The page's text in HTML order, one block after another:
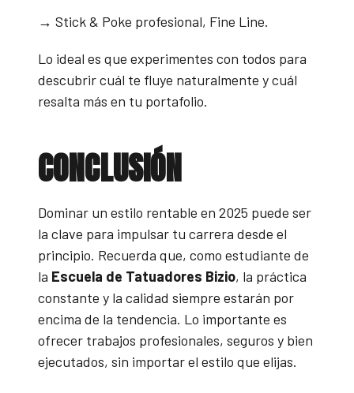
→ Stick & Poke profesional, Fine Line.
Lo ideal es que experimentes con todos para
descubrir cuál te fluye naturalmente y cuál
resalta más en tu portafolio.
CONCLUSIÓN
Dominar un estilo rentable en 2025 puede ser
la clave para impulsar tu carrera desde el
principio. Recuerda que, como estudiante de
la Escuela de Tatuadores Bizio, la práctica
constante y la calidad siempre estarán por
encima de la tendencia. Lo importante es
ofrecer trabajos profesionales, seguros y bien
ejecutados, sin importar el estilo que elijas.